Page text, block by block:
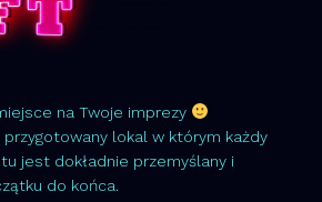
na Twoje imprezy
lokal w którym każdy
jest dokładnie przemyślany i
do końca.